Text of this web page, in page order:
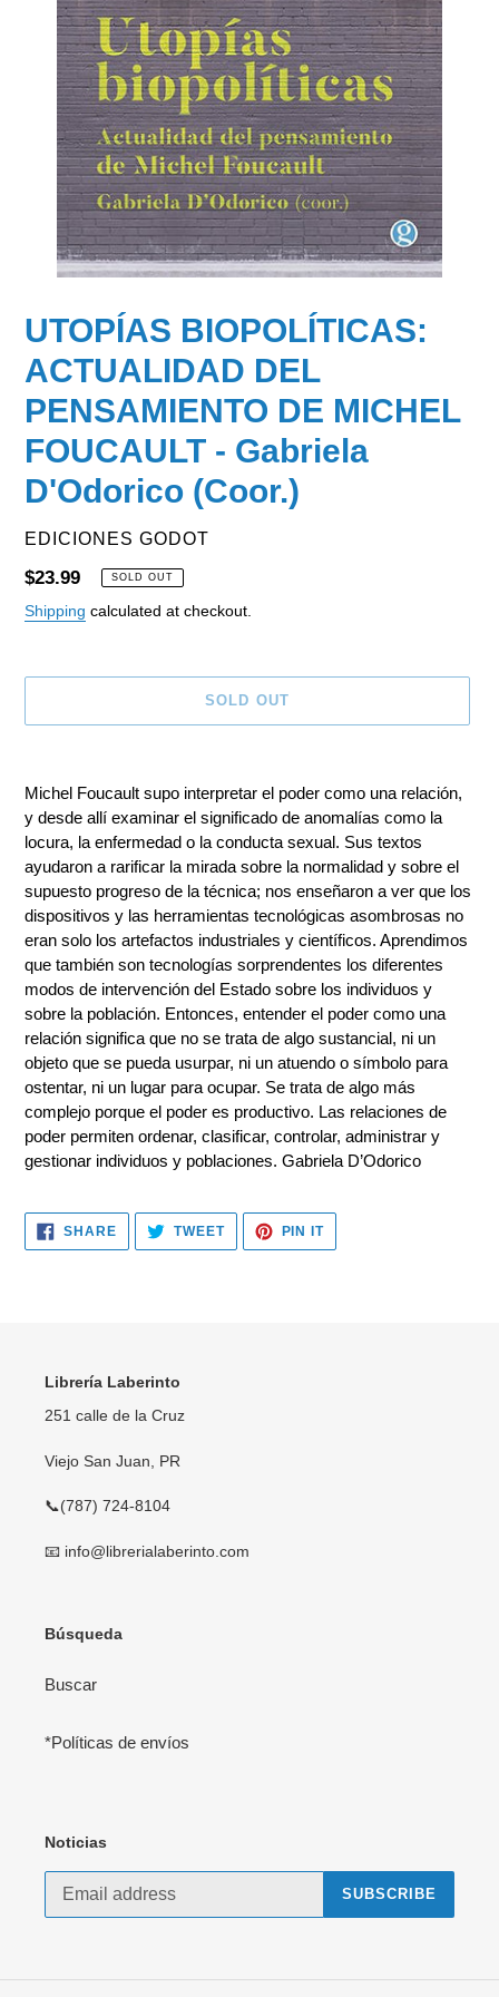
UTOPÍAS BIOPOLÍTICAS:
ACTUALIDAD DEL
PENSAMIENTO DE MICHEL
FOUCAULT - Gabriela
D'Odorico (Coor.)
VENDOR
EDICIONES GODOT
Regular
price
$23.99 SOLD OUT
Shipping calculated at checkout.
SOLD OUT
to
your
cart
Michel Foucault supo interpretar el poder como una relación,
y desde allí examinar el significado de anomalías como la
locura, la enfermedad o la conducta sexual. Sus textos
ayudaron a rarificar la mirada sobre la normalidad y sobre el
supuesto progreso de la técnica; nos enseñaron a ver que los
dispositivos y las herramientas tecnológicas asombrosas no
eran solo los artefactos industriales y científicos. Aprendimos
que también son tecnologías sorprendentes los diferentes
modos de intervención del Estado sobre los individuos y
sobre la población. Entonces, entender el poder como una
relación significa que no se trata de algo sustancial, ni un
objeto que se pueda usurpar, ni un atuendo o símbolo para
ostentar, ni un lugar para ocupar. Se trata de algo más
complejo porque el poder es productivo. Las relaciones de
poder permiten ordenar, clasificar, controlar, administrar y
gestionar individuos y poblaciones. Gabriela D’Odorico
SHARESHARE
ON
FACEBOOK
TWEETTWEET
TWITTER
PIN ITPIN
PINTEREST
Librería Laberinto
251 calle de la Cruz
Viejo San Juan, PR
📞(787) 724-8104
📧 info@librerialaberinto.com
Búsqueda
Buscar
*Políticas de envíos
Noticias
SUBSCRIBE